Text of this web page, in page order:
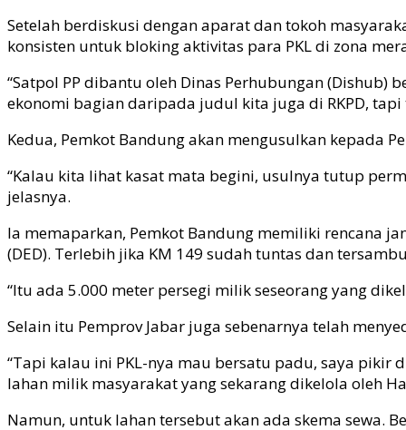
Setelah berdiskusi dengan aparat dan tokoh
konsisten untuk bloking aktivitas para PKL di zona
“Satpol PP dibantu oleh Dinas Perhubungan
ekonomi bagian daripada judul kita juga di RKPD,
Kedua, Pemkot Bandung akan mengusulkan kepada
“Kalau kita lihat kasat mata begini, usulnya tutup
jelasnya.
Ia memaparkan, Pemkot Bandung memiliki rencana
(DED). Terlebih jika KM 149 sudah tuntas dan
“Itu ada 5.000 meter persegi milik seseorang yang
Selain itu Pemprov Jabar juga sebenarnya telah
“Tapi kalau ini PKL-nya mau bersatu padu, saya pikir
lahan milik masyarakat yang sekarang dikelola oleh
Namun, untuk lahan tersebut akan ada skema sewa.